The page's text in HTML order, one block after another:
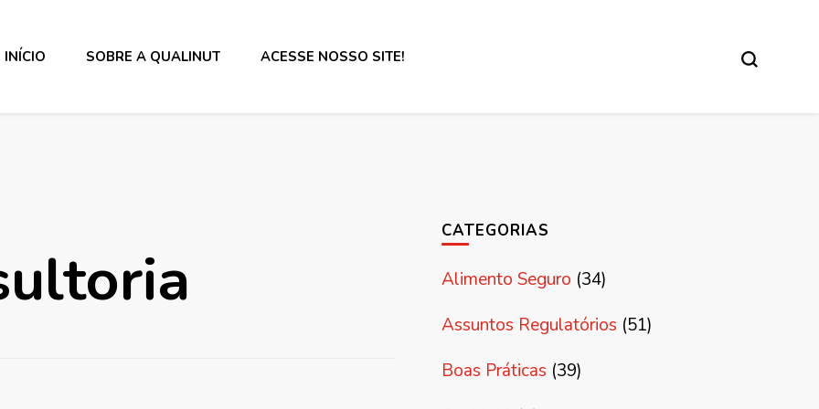
INÍCIO SOBRE A QUALINUT ACESSE NOSSO SITE!
CATEGORIAS
Alimento Seguro (34)
Assuntos Regulatórios (51)
Boas Práticas (39)